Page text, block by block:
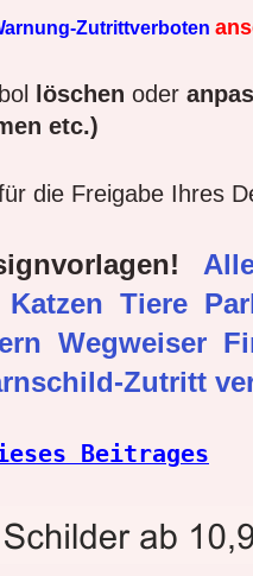
Zutrittverboten
löschen oder
etc.)
die Freigabe Ihres
Katzen Tiere
Wegweiser
Zutritt
Beitrages